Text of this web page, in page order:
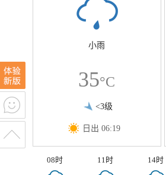
小雨
35°C
<3级
日出 06:19
08时 11时 14时